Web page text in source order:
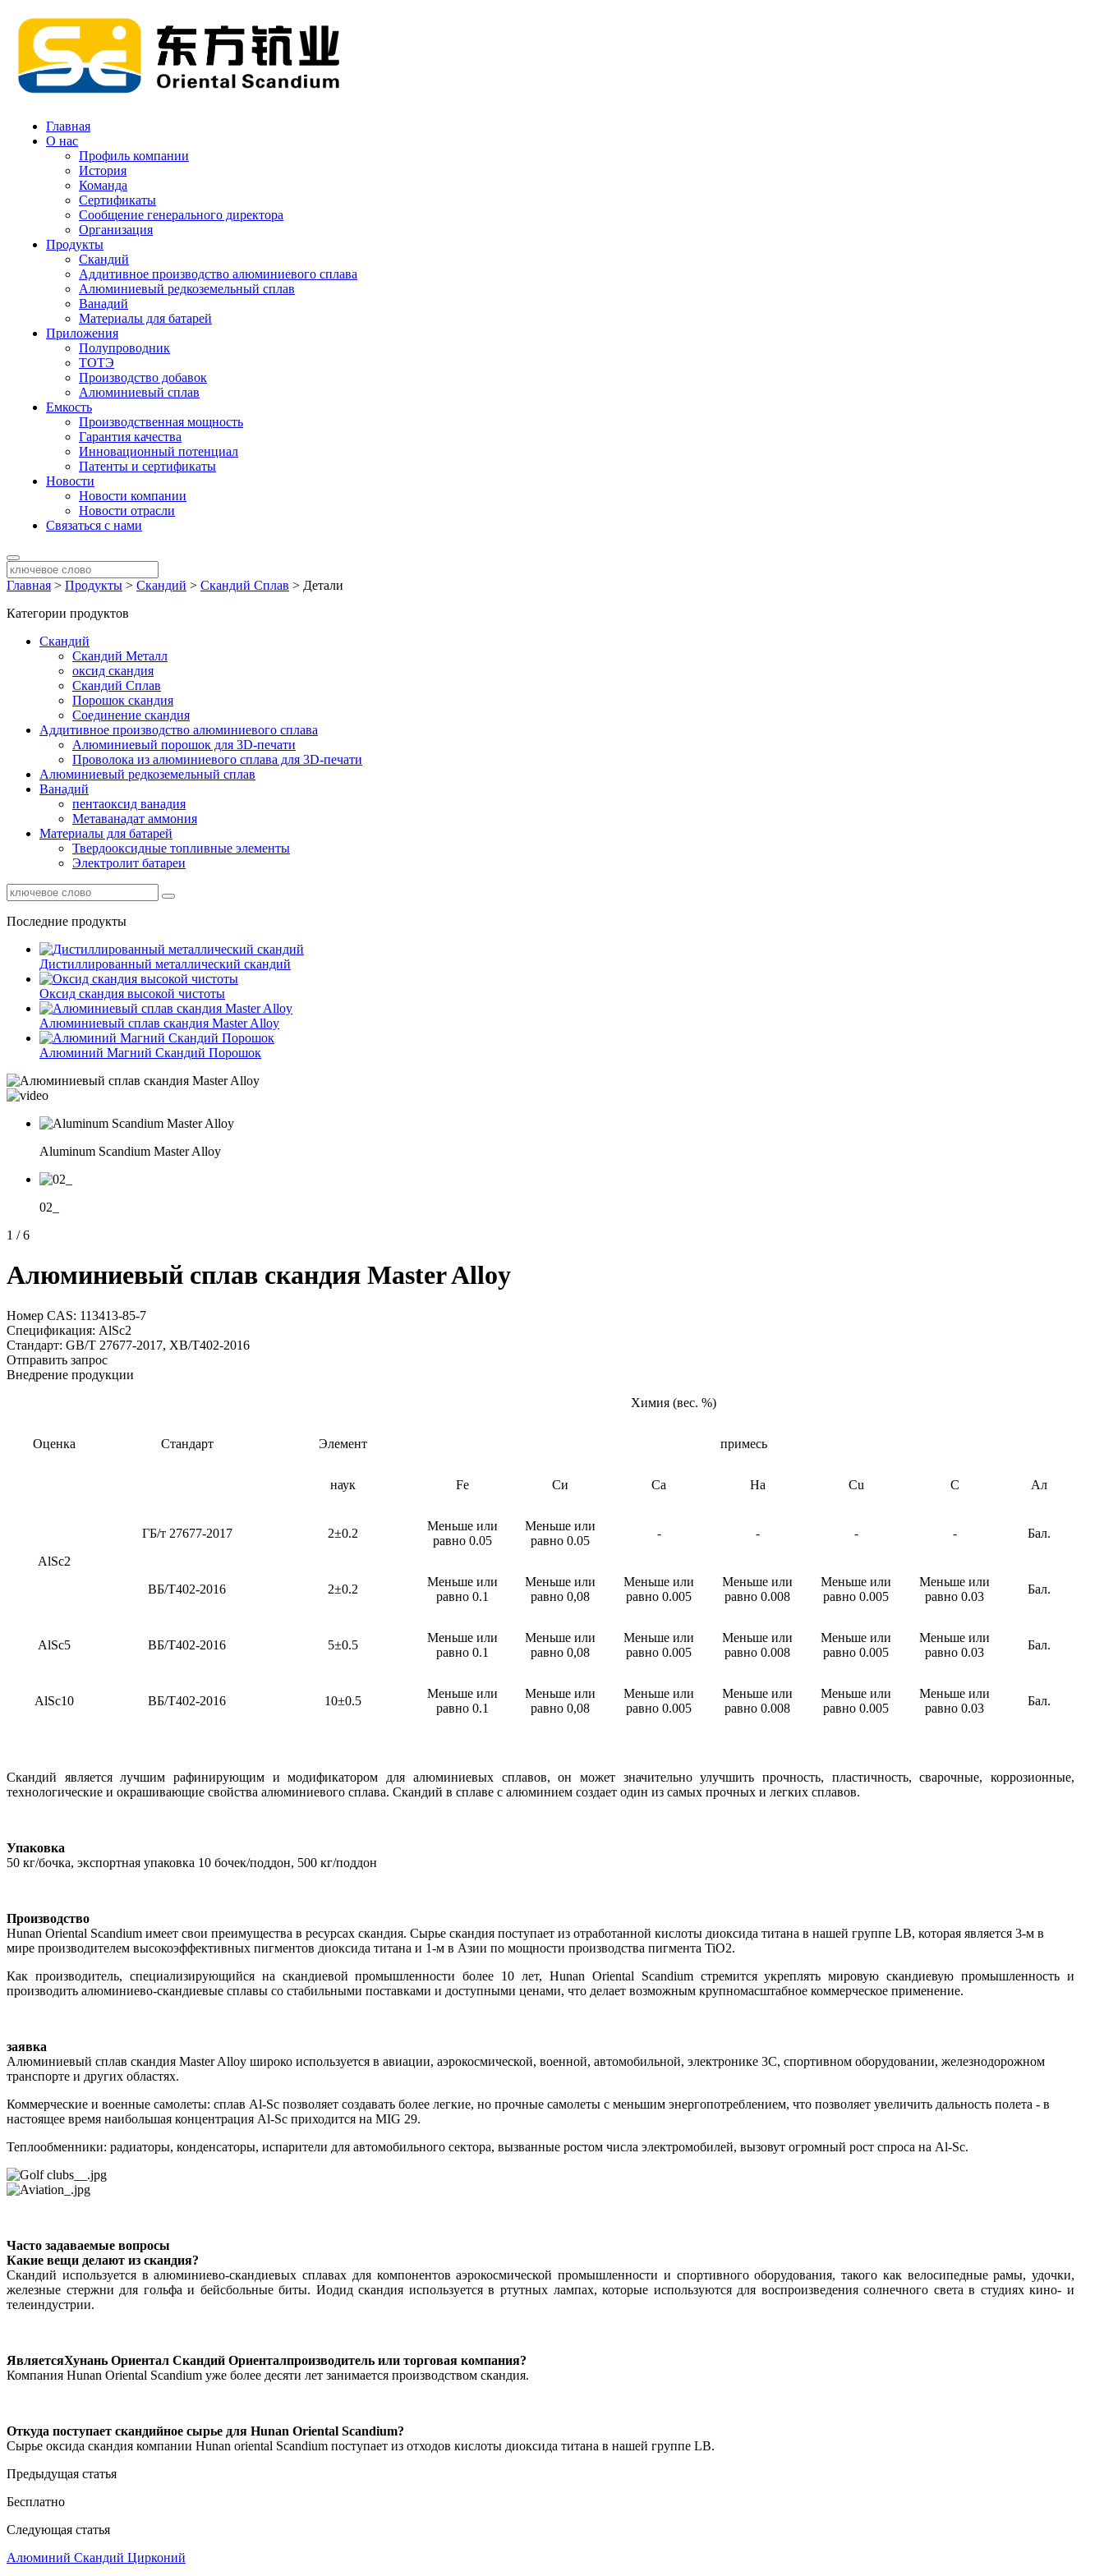
Главная
О нас
Профиль компании
История
Команда
Сертификаты
Сообщение генерального директора
Организация
Продукты
Скандий
Аддитивное производство алюминиевого сплава
Алюминиевый редкоземельный сплав
Ванадий
Материалы для батарей
Приложения
Полупроводник
ТОТЭ
Производство добавок
Алюминиевый сплав
Емкость
Производственная мощность
Гарантия качества
Инновационный потенциал
Патенты и сертификаты
Новости
Новости компании
Новости отрасли
Связаться с нами
Главная > Продукты > Скандий > Скандий Сплав > Детали
Категории продуктов
Скандий
Скандий Металл
оксид скандия
Скандий Сплав
Порошок скандия
Соединение скандия
Аддитивное производство алюминиевого сплава
Алюминиевый порошок для 3D-печати
Проволока из алюминиевого сплава для 3D-печати
Алюминиевый редкоземельный сплав
Ванадий
пентаоксид ванадия
Метаванадат аммония
Материалы для батарей
Твердооксидные топливные элементы
Электролит батареи
Последние продукты
Дистиллированный металлический скандий
Оксид скандия высокой чистоты
Алюминиевый сплав скандия Master Alloy
Алюминий Магний Скандий Порошок
Aluminum Scandium Master Alloy
02_
1 / 6
Алюминиевый сплав скандия Master Alloy
Номер CAS: 113413-85-7
Спецификация: AlSc2
Стандарт: GB/T 27677-2017, XB/T402-2016
Отправить запрос
Внедрение продукции
Оценка Стандарт
Химия (вес. %)
Элемент примесь
наук Fe Си Ca На Cu C Ал
AlSc2
ГБ/т 27677-2017 2±0.2
Меньше или
равно 0.05
Меньше или
равно 0.05
- - - - Бал.
ВБ/Т402-2016 2±0.2
Меньше или
равно 0.1
Меньше или
равно 0,08
Меньше или
равно 0.005
Меньше или
равно 0.008
Меньше или
равно 0.005
Меньше или
равно 0.03
Бал.
AlSc5 ВБ/Т402-2016 5±0.5
Меньше или
равно 0.1
Меньше или
равно 0,08
Меньше или
равно 0.005
Меньше или
равно 0.008
Меньше или
равно 0.005
Меньше или
равно 0.03
Бал.
AlSc10 ВБ/Т402-2016 10±0.5
Меньше или
равно 0.1
Меньше или
равно 0,08
Меньше или
равно 0.005
Меньше или
равно 0.008
Меньше или
равно 0.005
Меньше или
равно 0.03
Бал.
Скандий является лучшим рафинирующим и модификатором для алюминиевых сплавов, он может значительно улучшить прочность, пластичность, сварочные, коррозионные,
технологические и окрашивающие свойства алюминиевого сплава. Скандий в сплаве с алюминием создает один из самых прочных и легких сплавов.
Упаковка
50 кг/бочка, экспортная упаковка 10 бочек/поддон, 500 кг/поддон
Производство
Hunan Oriental Scandium имеет свои преимущества в ресурсах скандия. Сырье скандия поступает из отработанной кислоты диоксида титана в нашей группе LB, которая является 3-м в
мире производителем высокоэффективных пигментов диоксида титана и 1-м в Азии по мощности производства пигмента TiO2.
Как производитель, специализирующийся на скандиевой промышленности более 10 лет, Hunan Oriental Scandium стремится укреплять мировую скандиевую промышленность и
производить алюминиево-скандиевые сплавы со стабильными поставками и доступными ценами, что делает возможным крупномасштабное коммерческое применение.
заявка
Алюминиевый сплав скандия Master Alloy широко используется в авиации, аэрокосмической, военной, автомобильной, электронике 3C, спортивном оборудовании, железнодорожном
транспорте и других областях.
Коммерческие и военные самолеты: сплав Al-Sc позволяет создавать более легкие, но прочные самолеты с меньшим энергопотреблением, что позволяет увеличить дальность полета - в
настоящее время наибольшая концентрация Al-Sc приходится на MIG 29.
Теплообменники: радиаторы, конденсаторы, испарители для автомобильного сектора, вызванные ростом числа электромобилей, вызовут огромный рост спроса на Al-Sc.
Часто задаваемые вопросы
Какие вещи делают из скандия?
Скандий используется в алюминиево-скандиевых сплавах для компонентов аэрокосмической промышленности и спортивного оборудования, такого как велосипедные рамы, удочки,
железные стержни для гольфа и бейсбольные биты. Иодид скандия используется в ртутных лампах, которые используются для воспроизведения солнечного света в студиях кино- и
телеиндустрии.
ЯвляетсяХунань Ориентал Скандий Ориенталпроизводитель или торговая компания?
Компания Hunan Oriental Scandium уже более десяти лет занимается производством скандия.
Откуда поступает скандийное сырье для Hunan Oriental Scandium?
Сырье оксида скандия компании Hunan oriental Scandium поступает из отходов кислоты диоксида титана в нашей группе LB.
Предыдущая статья
Бесплатно
Следующая статья
Алюминий Скандий Цирконий